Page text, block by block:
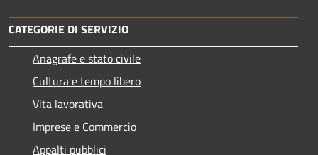
CATEGORIE DI SERVIZIO
Anagrafe e stato civile
Cultura e tempo libero
Vita lavorativa
Imprese e Commercio
Appalti pubblici